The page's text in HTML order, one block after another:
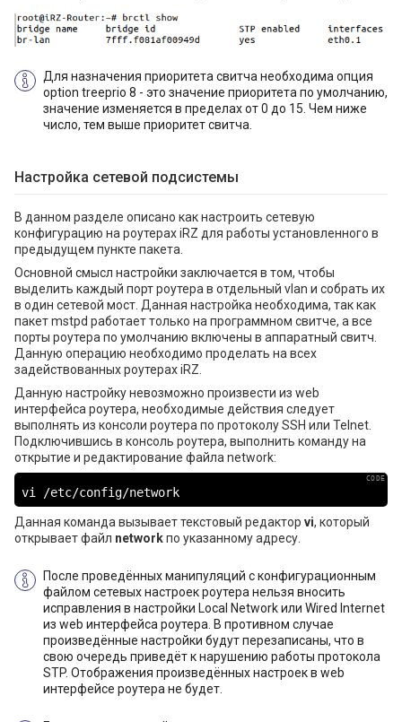
Для назначения приоритета свитча необходима опция
option treeprio 8 - это значение приоритета по умолчанию,
значение изменяется в пределах от 0 до 15. Чем ниже
число, тем выше приоритет свитча.
Настройка сетевой подсистемы
В данном разделе описано как настроить сетевую
конфигурацию на роутерах iRZ для работы установленного в
предыдущем пункте пакета.
Основной смысл настройки заключается в том, чтобы
выделить каждый порт роутера в отдельный vlan и собрать их
в один сетевой мост. Данная настройка необходима, так как
пакет mstpd работает только на программном свитче, а все
порты роутера по умолчанию включены в аппаратный свитч.
Данную операцию необходимо проделать на всех
задействованных роутерах iRZ.
Данную настройку невозможно произвести из web
интерфейса роутера, необходимые действия следует
выполнять из консоли роутера по протоколу SSH или Telnet.
Подключившись в консоль роутера, выполнить команду на
открытие и редактирование файла network:
vi /etc/config/network
Данная команда вызывает текстовый редактор vi, который
открывает файл networkпо указанному адресу.
После проведённых манипуляций с конфигурационным
файлом сетевых настроек роутера нельзя вносить
исправления в настройки Local Network или Wired Internet
из web интерфейса роутера. В противном случае
произведённые настройки будут перезаписаны, что в
свою очередь приведёт к нарушению работы протокола
STP. Отображения произведённых настроек в web
интерфейсе роутера не будет.